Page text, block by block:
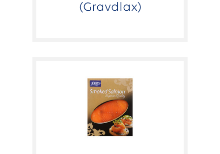
(Gravdlax)